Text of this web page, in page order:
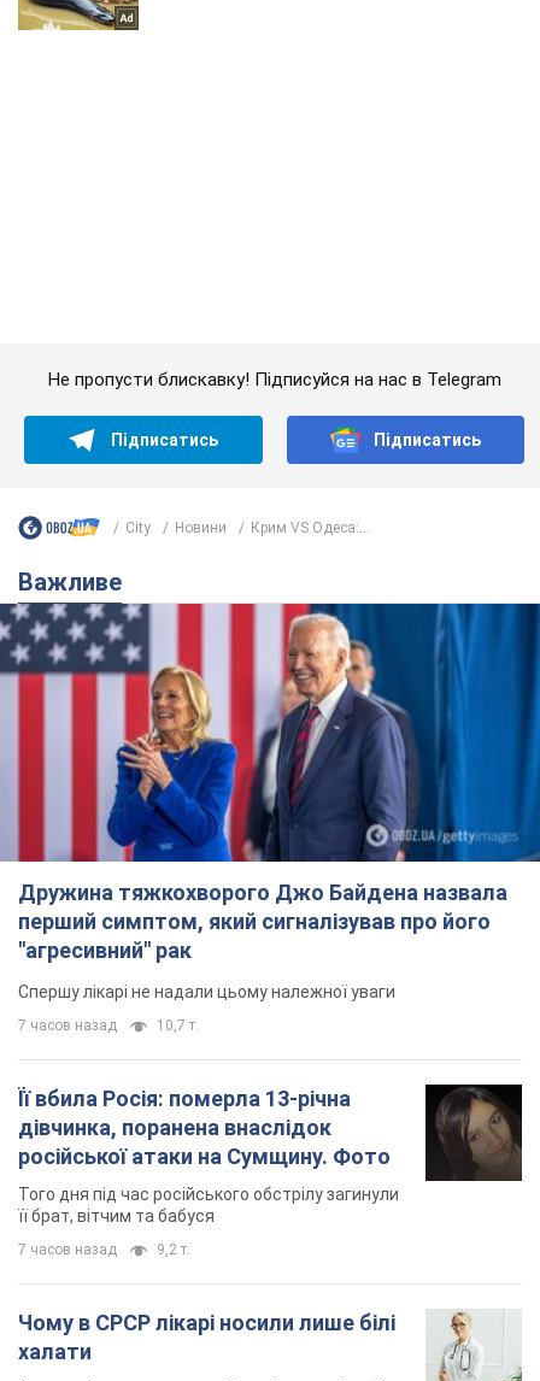
Дружина тяжкохворого Джо Байдена назвала
перший симптом, який сигналізував про його
"агресивний" рак
Спершу лікарі не надали цьому належної уваги
10,7 т.
Її вбила Росія: померла 13-річна
дівчинка, поранена внаслідок
російської атаки на Сумщину. Фото
Того дня під час російського обстрілу загинули
її брат, вітчим та бабуся
7 часов назад
Чому в СРСР лікарі носили лише білі
халати
сенс
7 часов назад 3,0 т.